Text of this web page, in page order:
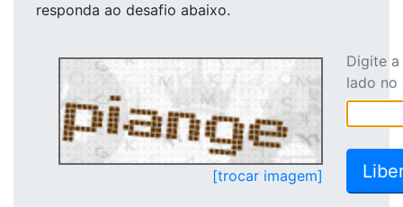
responda ao desafio abaixo.
[trocar imagem]
Digite
lado no